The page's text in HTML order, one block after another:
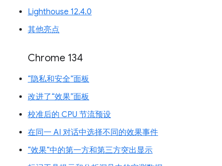
Lighthouse 12.4.0
其他亮点
Chrome 134
“隐私和安全”面板
改进了“效果”面板
校准后的 CPU 节流预设
在同一 AI 对话中选择不同的效果事件
“效果”中的第一方和第三方突出显示